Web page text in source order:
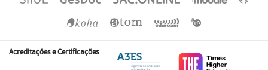
Acreditações e Certificações